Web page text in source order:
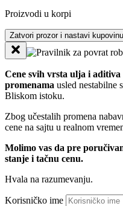
Proizvodi u korpi
Zatvori prozor i nastavi kupovinu
Cene svih vrsta ulja i
promenama usled nestabilne
Bliskom istoku.
Zbog učestalih promena
cene na sajtu u realnom
Molimo vas da pre
stanje i tačnu cenu.
Hvala na razumevanju.
Korisničko ime